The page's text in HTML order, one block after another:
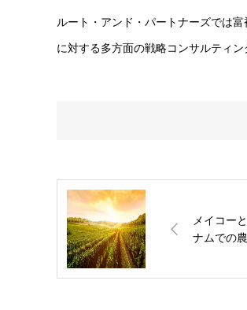
ルート・アンド・パートナーズでは
に対する多方面の戦略コンサルティ
メイコー
ナムでの